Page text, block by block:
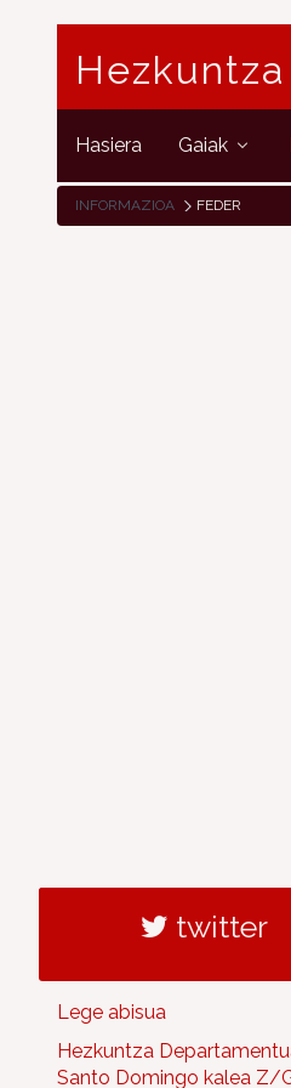
Hezkuntza
Hasiera Gaiak
INFORMAZIOA FEDER
twitter
Lege abisua
Hezkuntza
Santo Domingo kalea Z/